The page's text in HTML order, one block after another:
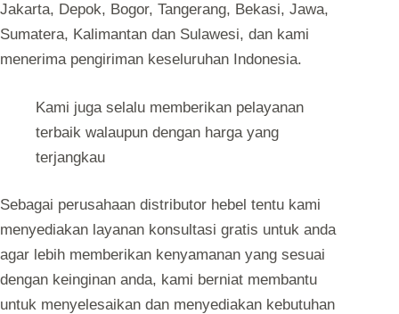
Jakarta, Depok, Bogor, Tangerang, Bekasi, Jawa,
Sumatera, Kalimantan dan Sulawesi, dan kami
menerima pengiriman keseluruhan Indonesia.
Kami juga selalu memberikan pelayanan
terbaik walaupun dengan harga yang
terjangkau
Sebagai perusahaan distributor hebel tentu kami
menyediakan layanan konsultasi gratis untuk anda
agar lebih memberikan kenyamanan yang sesuai
dengan keinginan anda, kami berniat membantu
untuk menyelesaikan dan menyediakan kebutuhan